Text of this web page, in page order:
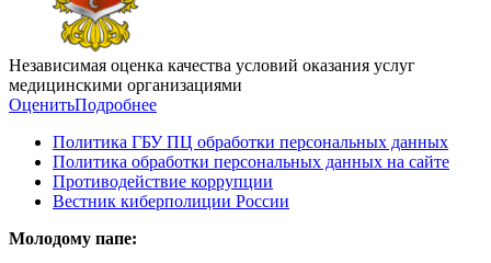
Независимая оценка качества условий оказания услуг
медицинскими организациями
ОценитьПодробнее
Политика ГБУ ПЦ обработки персональных данных
Политика обработки персональных данных на сайте
Противодействие коррупции
Вестник киберполиции России
Молодому папе: